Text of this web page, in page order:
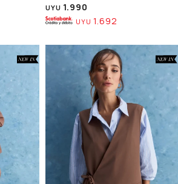
UYU 1.990
UYU 1.692